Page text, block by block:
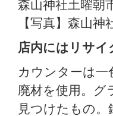
森山神社土曜朝
【写真】森山
店内にはリサイ
カウンターは一
廃材を使用。グ
見つけたもの